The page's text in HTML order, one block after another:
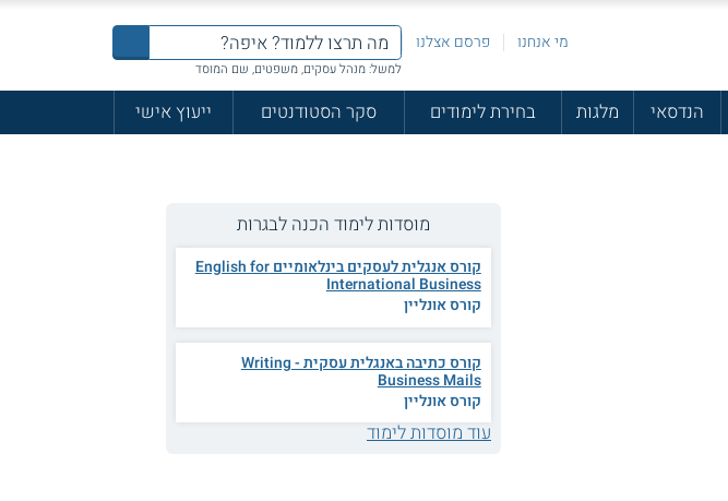
מי אנחנו פרסם אצלנו
למשל: מנהל עסקים, משפטים, שם המוסד
הנדסאי מלגות בחירת לימודים סקר הסטודנטים
ייעוץ אישי
מוסדות לימוד הכנה לבגרות
קורס אנגלית לעסקים בינלאומיים English for
International Business
קורס אונליין
קורס כתיבה באנגלית עסקית - Writing
Business Mails
קורס אונליין
עוד מוסדות לימוד